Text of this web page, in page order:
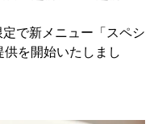
で新メニュー「スペシ
を開始いたしまし